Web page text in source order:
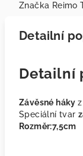
Značka Reimo
Detailní
Detailní
Závěsné háky
Speciální tvar
Rozměr:7,5cm